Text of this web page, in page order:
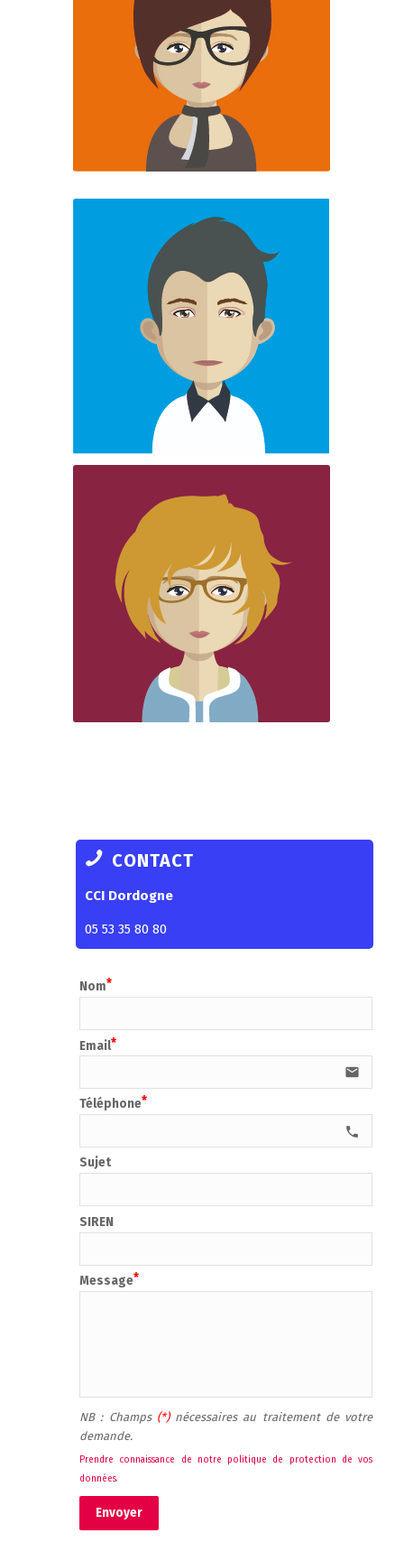
Domaines de compétences :
Aspects financiers – juridiques, sociaux et fiscaux
– Evaluation Financière - Processus de reprise -
Accompagnement à la Cession / Transmission –
Mobilisation des aides à la transmission/ reprise
d’entreprise.
Expertise territoriale : Périgord Pourpre,
Périgord Vert, Périgord Blanc, Périgord Noir
Luc BARRIERE :
Responsable Service Entrepreneuriat
Domaines de compétences :
Business Model - Aspects financiers - juridiques,
sociaux et fiscaux – Crowdfunding – mobilisation
des aides à la création
Expertise territoriale : Périgord Noir, Périgord
Magalie RICHARD :
Conseiller en Création – Reprise
Domaines de compétences :
Aspects financiers - juridiques, sociaux et fiscaux
– Etude de marché – Mobilisation des aides à la
Expertise territoriale : Périgord Blanc, Périgord
Vert, Périgord Pourpre.
CONTACT
CCI Dordogne
05 53 35 80 80
Nom
Email
email
Téléphone
call
Sujet
SIREN
Message
NB : Champs (*) nécessaires au traitement de votre
demande.
Prendre connaissance de notre politique de protection de vos
données.
Envoyer